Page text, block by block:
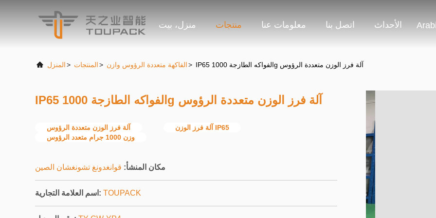
منزل، بيت منتجات معلومات عنا اتصل بنا الأحداث
المنزل> المنتجات> الفاكهة متعددة الرؤوس وازن> IP65 الفواكه الطازجة 1000g آلة فرز الوزن متعددة الرؤوس
IP65 الفواكه الطازجة 1000g آلة فرز الوزن متعددة الرؤوس
آلة فرز الوزن متعددة الرؤوس
آلة فرز الوزن IP65
وزن 1000 جرام متعدد الرؤوس
مكان المنشأ: قوانغدونغ تشونغشان الصين
اسم العلامة التجارية: TOUPACK